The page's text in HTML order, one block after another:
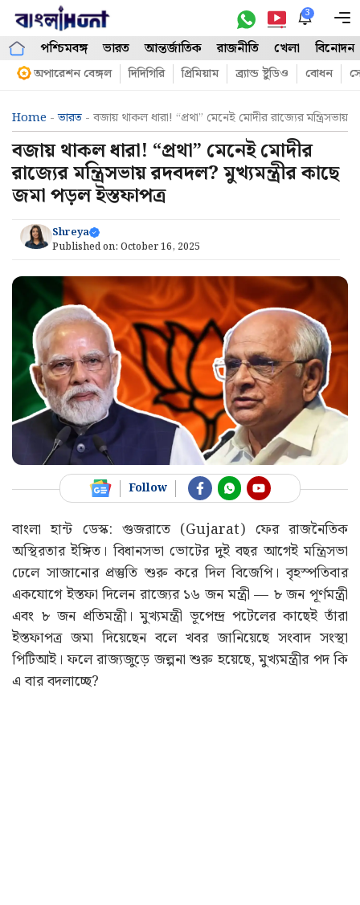
Skip
content
3
পশ্চিমবঙ্গ ভারত আন্তর্জাতিক রাজনীতি খেলা বিনোদন
অপারেশন বেঙ্গল দিদিগিরি প্রিমিয়াম ব্র্যান্ড ষ্টুডিও বোধন
Home -ভারত - বজায় থাকল ধারা! “প্রথা” মেনেই মোদীর রাজ্যের
বজায় থাকল ধারা! “প্রথা” মেনেই মোদীর
রাজ্যের মন্ত্রিসভায় রদবদল? মুখ্যমন্ত্রীর কাছে
জমা পড়ল ইস্তফাপত্র
Shreya
Published on: October 16, 2025
Follow
বাংলা হান্ট ডেস্ক: গুজরাতে (Gujarat) ফের রাজনৈতিক
অস্থিরতার ইঙ্গিত। বিধানসভা ভোটের দুই বছর আগেই মন্ত্রিসভা
ঢেলে সাজানোর প্রস্তুতি শুরু করে দিল বিজেপি। বৃহস্পতিবার
একযোগে ইস্তফা দিলেন রাজ্যের ১৬ জন মন্ত্রী — ৮ জন পূর্ণমন্ত্রী
এবং ৮ জন প্রতিমন্ত্রী। মুখ্যমন্ত্রী ভূপেন্দ্র পটেলের কাছেই তাঁরা
ইস্তফাপত্র জমা দিয়েছেন বলে খবর জানিয়েছে সংবাদ সংস্থা
পিটিআই। ফলে রাজ্যজুড়ে জল্পনা শুরু হয়েছে, মুখ্যমন্ত্রীর পদ কি
এ বার বদলাচ্ছে?